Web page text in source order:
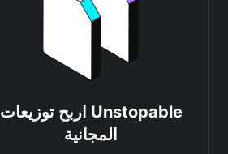
اربح توزيعات Unstopable
المجانية